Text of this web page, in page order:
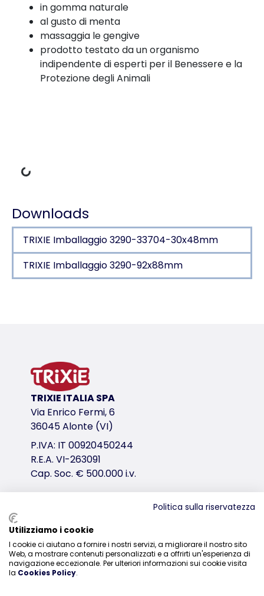
in gomma naturale
al gusto di menta
massaggia le gengive
prodotto testato da un organismo
indipendente di esperti per il Benessere e la
Protezione degli Animali
Dati di carico
Downloads
TRIXIE Imballaggio 3290-33704-30x48mm
TRIXIE Imballaggio 3290-92x88mm
massaggia le gengive
prodotto testato da un organismo indipendente
variante di prodotto
variante di prodotto: numero unico del
Misure
11 cm
link per il download
TRIXIE Imballaggio 3290-33704-30x48mm
TRIXIE Imballaggio 3290-92x88mm
TRIXIE ITALIA SPA
Via Enrico Fermi, 6
36045 Alonte (VI)
P.IVA: IT 00920450244
R.E.A. VI-263091
Cap. Soc. € 500.000 i.v.
Distribuzione
0444-835329
Politica sulla riservatezza
Utilizziamo i cookie
I cookie ci aiutano a fornire i nostri servizi, a migliorare il nostro sito
Web, a mostrare contenuti personalizzati e a offrirti un'esperienza di
navigazione eccezionale. Per ulteriori informazioni sui cookie visita
la Cookies Policy.